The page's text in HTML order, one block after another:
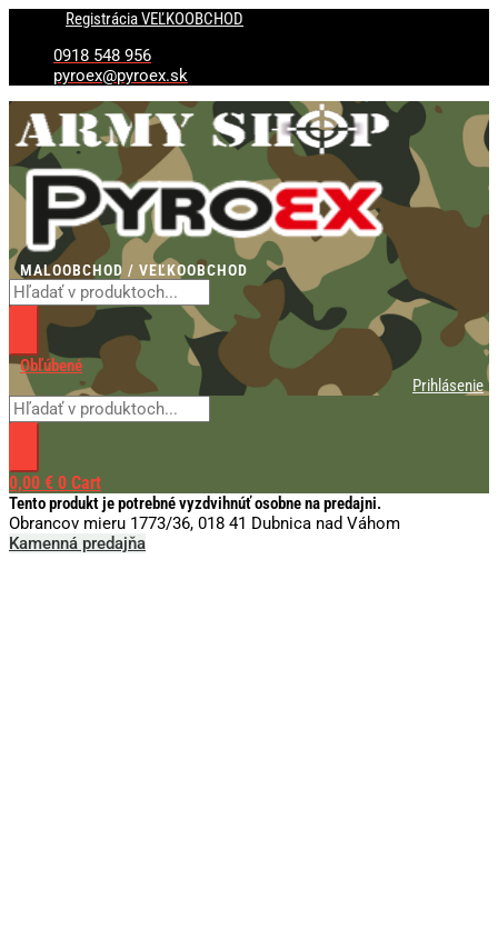
PreskočiťRegistrácia VEĽKOOBCHOD
0918 548 956
pyroex@pyroex.sk
MALOOBCHOD / VEĽKOOBCHOD
Products
Obľúbené
Prihlásenie
Products
0,00 € 0 Cart
Tento produkt je potrebné vyzdvihnúť osobne na predajni.
Obrancov mieru 1773/36, 018 41 Dubnica nad Váhom
Kamenná predajňa